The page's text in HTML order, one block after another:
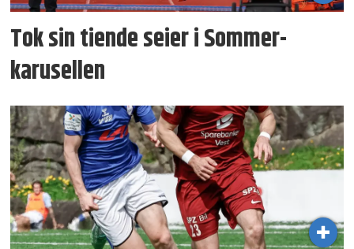
Tok sin tiende seier i Sommer­
karusellen